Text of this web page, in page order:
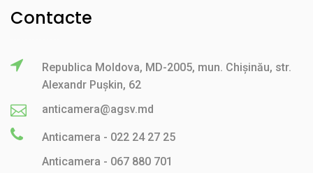
Contacte
Republica Moldova, MD-2005, mun. Chișinău, str.
Alexandr Pușkin, 62
anticamera@agsv.md
Anticamera - 022 24 27 25
Anticamera - 067 880 701